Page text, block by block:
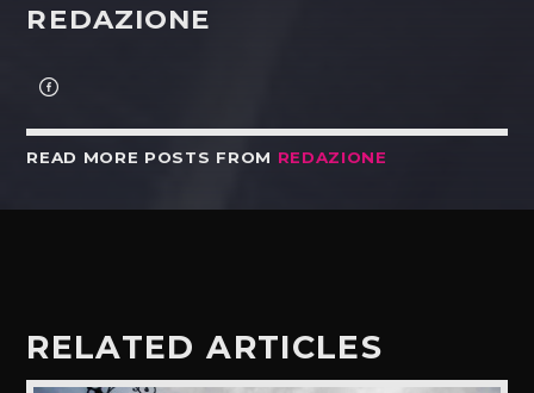
REDAZIONE
READ MORE POSTS FROM REDAZIONE
RELATED ARTICLES